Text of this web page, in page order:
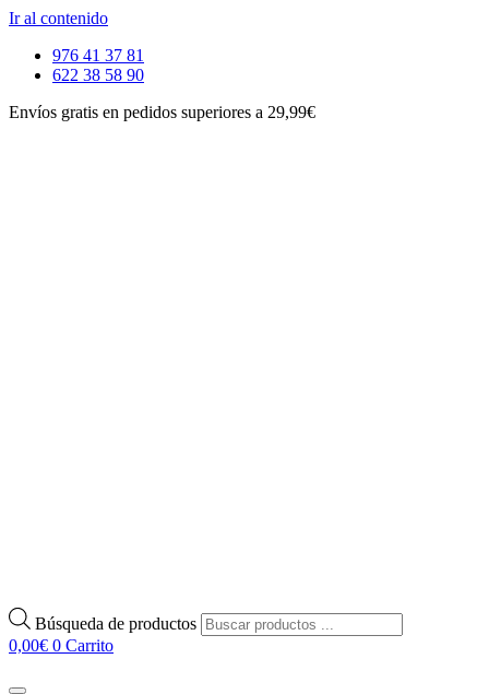
Ir al contenido
976 41 37 81
622 38 58 90
Envíos gratis en pedidos superiores a 29,99€
Búsqueda de productos
0,00€ 0 Carrito